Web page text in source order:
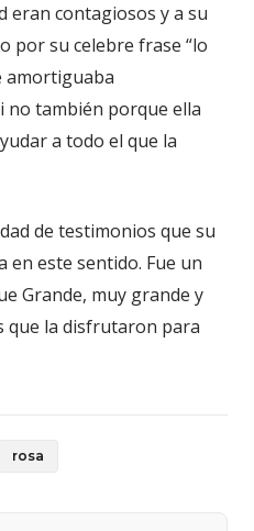
eran contagiosos y a su
por su celebre frase “lo
amortiguaba
no también porque ella
a todo el que la
de testimonios que su
en este sentido. Fue un
Grande, muy grande y
que la disfrutaron para
rosa